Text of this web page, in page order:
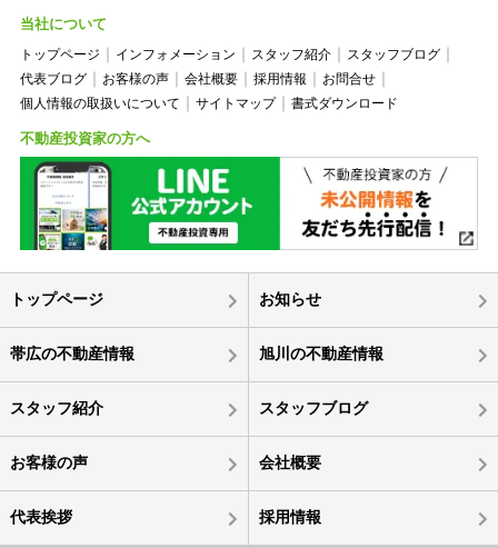
当社について
トップページ インフォメーション スタッフ紹介
スタッフブログ
代表ブログ
お客様の声 会社概要 採用情報
お問合せ
個人情報の取扱いについて
サイトマップ 書式ダウンロード
不動産投資家の方へ
トップページ お知らせ
帯広の不動産情報 旭川の不動産情報
スタッフ紹介 スタッフブログ
お客様の声 会社概要
代表挨拶 採用情報